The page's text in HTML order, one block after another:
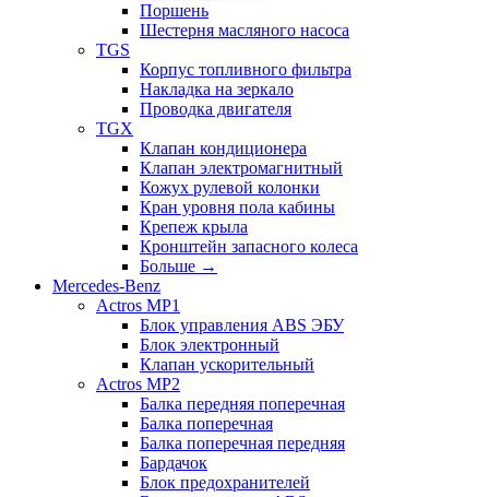
Поршень
Шестерня масляного насоса
TGS
Корпус топливного фильтра
Накладка на зеркало
Проводка двигателя
TGX
Клапан кондиционера
Клапан электромагнитный
Кожух рулевой колонки
Кран уровня пола кабины
Крепеж крыла
Кронштейн запасного колеса
Больше →
Mercedes-Benz
Actros MP1
Блок управления ABS ЭБУ
Блок электронный
Клапан ускорительный
Actros MP2
Балка передняя поперечная
Балка поперечная
Балка поперечная передняя
Бардачок
Блок предохранителей